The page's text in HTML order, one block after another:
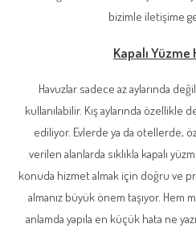
bizimle iletişime
Kapalı Yüzme
Havuzlar sadece az aylarında
kullanılabilir. Kış aylarında özellikle
ediliyor. Evlerde ya da otellerde,
verilen alanlarda sıklıkla kapalı
konuda hizmet almak için doğru ve
almanız büyük önem taşıyor. Hem
anlamda yapıla en küçük hata ne